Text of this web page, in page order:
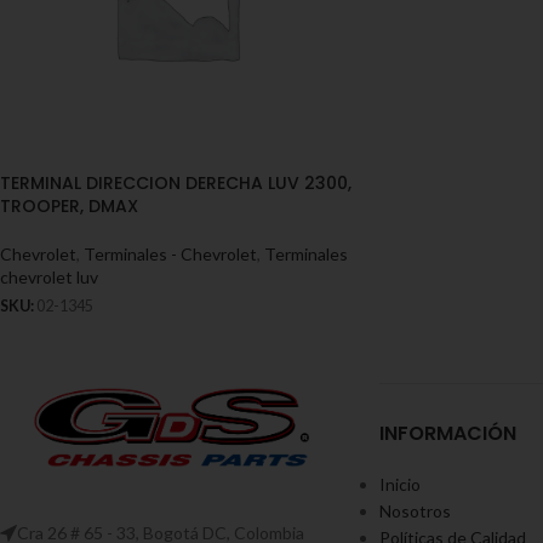
TERMINAL DIRECCION DERECHA LUV 2300,
TROOPER, DMAX
Chevrolet Terminales - Chevrolet Terminales
chevrolet luv
SKU: 02-1345
Cra 26 # 65 - 33, Bogotá DC, Colombia
INFORMACIÓN
Inicio
Nosotros
Políticas de Calidad